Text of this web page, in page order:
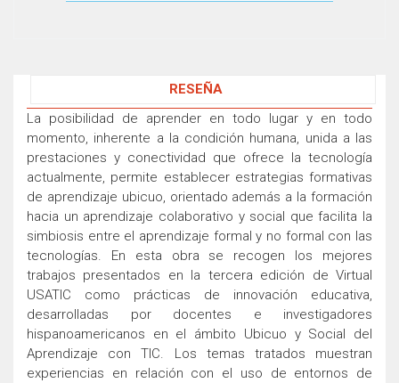
RESEÑA
La posibilidad de aprender en todo lugar y en todo
momento, inherente a la condición humana, unida a las
prestaciones y conectividad que ofrece la tecnología
actualmente, permite establecer estrategias formativas
de aprendizaje ubicuo, orientado además a la formación
hacia un aprendizaje colaborativo y social que facilita la
simbiosis entre el aprendizaje formal y no formal con las
tecnologías. En esta obra se recogen los mejores
trabajos presentados en la tercera edición de Virtual
USATIC como prácticas de innovación educativa,
desarrolladas por docentes e investigadores
hispanoamericanos en el ámbito Ubicuo y Social del
Aprendizaje con TIC. Los temas tratados muestran
experiencias en relación con el uso de entornos de